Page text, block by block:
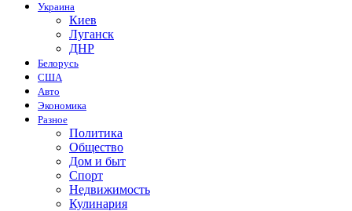
Украина
Киев
Луганск
ДНР
Белорусь
США
Авто
Экономика
Разное
Политика
Общество
Дом и быт
Спорт
Недвижимость
Кулинария